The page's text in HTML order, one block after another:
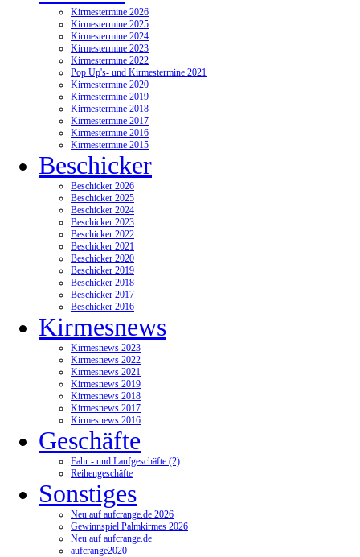
Kirmestermine 2026
Kirmestermine 2025
Kirmestermine 2024
Kirmestermine 2023
Kirmestermine 2022
Pop Up's- und Kirmestermine 2021
Kirmestermine 2020
Kirmestermine 2019
Kirmestermine 2018
Kirmestermine 2017
Kirmestermine 2016
Kirmestermine 2015
Beschicker
Beschicker 2026
Beschicker 2025
Beschicker 2024
Beschicker 2023
Beschicker 2022
Beschicker 2021
Beschicker 2020
Beschicker 2019
Beschicker 2018
Beschicker 2017
Beschicker 2016
Kirmesnews
Kirmesnews 2023
Kirmesnews 2022
Kirmesnews 2021
Kirmesnews 2019
Kirmesnews 2018
Kirmesnews 2017
Kirmesnews 2016
Geschäfte
Fahr - und Laufgeschäfte (2)
Reihengeschäfte
Sonstiges
Neu auf aufcrange.de 2026
Gewinnspiel Palmkirmes 2026
Neu auf aufcrange.de
aufcrange2020